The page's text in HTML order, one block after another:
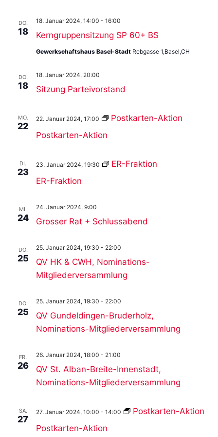
DO.
18 Kerngruppensitzung SP 60+ BS
18. Januar 2024, 14:00 - 16:00
Gewerkschaftshaus Basel-Stadt Rebgasse 1,Basel,CH
DO.
18 Sitzung Parteivorstand
18. Januar 2024, 20:00
MO.
22
Postkarten-Aktion
22. Januar 2024, 17:00 Postkarten-Aktion
DI.
23
ER-Fraktion
23. Januar 2024, 19:30 ER-Fraktion
MI.
24 Grosser Rat + Schlussabend
24. Januar 2024, 9:00
DO.
25
QV HK & CWH, Nominations-
Mitgliederversammlung
25. Januar 2024, 19:30 - 22:00
DO.
25
QV Gundeldingen-Bruderholz,
Nominations-Mitgliederversammlung
25. Januar 2024, 19:30 - 22:00
FR.
26
QV St. Alban-Breite-Innenstadt,
Nominations-Mitgliederversammlung
26. Januar 2024, 18:00 - 21:00
SA.
27
Postkarten-Aktion
27. Januar 2024, 10:00 - 14:00 Postkarten-Aktion